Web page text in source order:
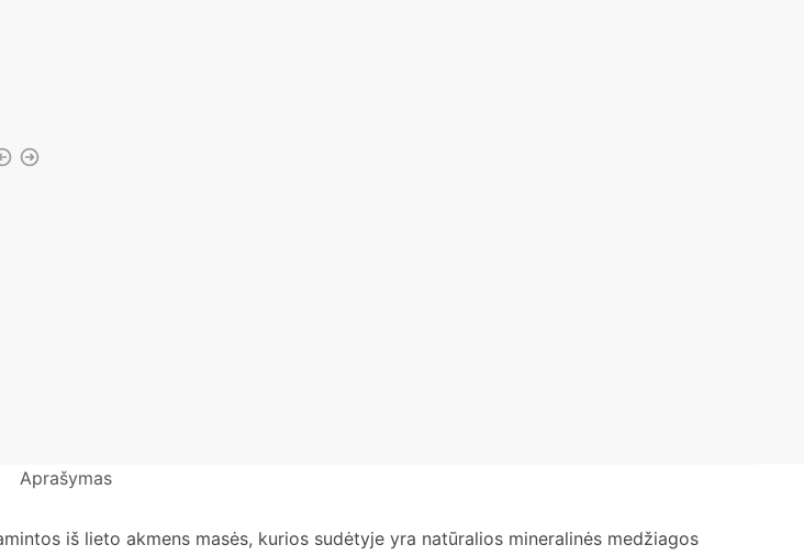
Aprašymas
iš lieto akmens masės, kurios sudėtyje yra natūralios mineralinės medžiagos